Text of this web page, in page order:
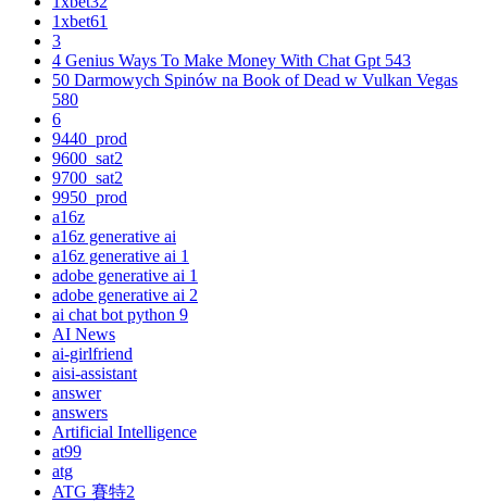
1xbet61
3
4 Genius Ways To Make Money With Chat Gpt 543
50 Darmowych Spinów na Book of Dead w Vulkan Vegas
580
6
9440_prod
9600_sat2
9700_sat2
9950_prod
a16z
a16z generative ai
a16z generative ai 1
adobe generative ai 1
adobe generative ai 2
ai chat bot python 9
AI News
ai-girlfriend
aisi-assistant
answer
answers
Artificial Intelligence
at99
atg
ATG 賽特2